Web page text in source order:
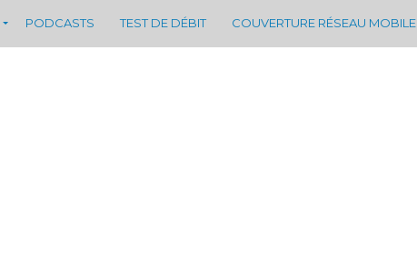
PODCASTS TEST DE DÉBIT COUVERTURE RÉSEAU MOBILE